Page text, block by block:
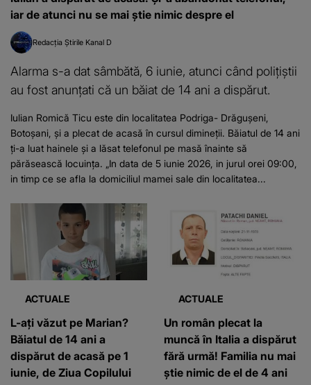
iar de atunci nu se mai știe nimic despre el
Redacția Știrile Kanal D
Alarma s-a dat sâmbătă, 6 iunie, atunci când polițiștii
au fost anunțati că un băiat de 14 ani a dispărut.
Iulian Romică Ticu este din localitatea Podriga- Drăguşeni,
Botoșani, și a plecat de acasă în cursul dimineții. Băiatul de 14 ani
ți-a luat hainele și a lăsat telefonul pe masă înainte să
părăsească locuința. „In data de 5 iunie 2026, in jurul orei 09:00,
in timp ce se afla la domiciliul mamei sale din localitatea...
ACTUALE
L-ați văzut pe Marian?
Băiatul de 14 ani a
dispărut de acasă pe 1
iunie, de Ziua Copilului
ACTUALE
Un român plecat la
muncă în Italia a dispărut
fără urmă! Familia nu mai
știe nimic de el de 4 ani